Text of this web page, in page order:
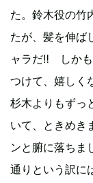
た。鈴木役の竹
たが、髪を伸ば
ャラだ‼ しかも
つけて、嬉しく
杉木よりもずっ
いて、ときめき
ンと腑に落ちま
通りという訳に